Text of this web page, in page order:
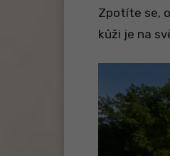
Zpotíte se,
kůži je na